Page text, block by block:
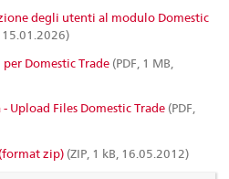
degli utenti al modulo Domestic
15.01.2026)
Domestic Trade (PDF, 1 MB,
Files Domestic Trade (PDF,
zip) (ZIP, 1 kB, 16.05.2012)